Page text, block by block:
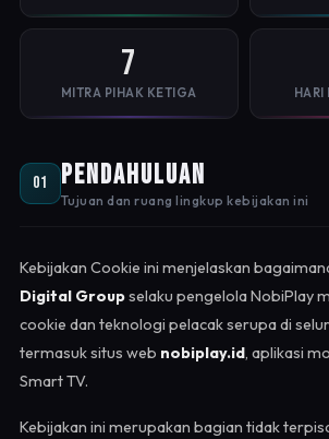
7
MITRA PIHAK KETIGA HARI
01 Pendahuluan
Tujuan dan ruang lingkup kebijakan ini
Kebijakan Cookie ini menjelaskan
Digital Groupselaku pengelola NobiPlay
cookie dan teknologi pelacak serupa di
termasuk situs web nobiplay.id, aplikasi
Smart TV.
Kebijakan ini merupakan bagian tidak